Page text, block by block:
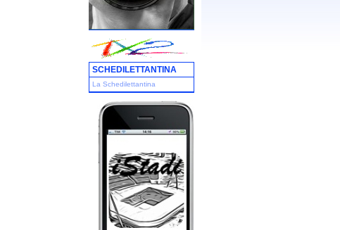
SCHEDILETTANTINA
La Schedilettantina